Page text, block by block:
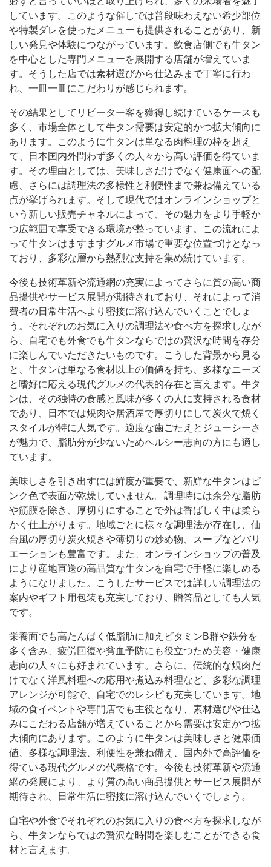
しています。このような催しでは普段味わえない希少部位
や特製ダレを使ったメニューも提供されることがあり、新
しい発見や体験につながっています。飲食店側でも牛タン
を中心とした専門メニューを展開する店舗が増えていま
す。そうした店では素材選びから仕込みまで丁寧に行わ
れ、一皿一皿にこだわりが感じられます。
その結果としてリピーター客を獲得し続けているケースも
多く、市場全体として牛タン需要は安定的かつ拡大傾向に
あります。このように牛タンは単なる肉料理の枠を超え
て、日本国内外問わず多くの人々から高い評価を得ていま
す。その理由としては、美味しさだけでなく健康面への配
慮、さらには調理法の多様性と利便性まで兼ね備えている
点が挙げられます。そして現代ではオンラインショップと
いう新しい販売チャネルによって、その魅力をより手軽か
つ広範囲で享受できる環境が整っています。この流れによ
って牛タンはますますグルメ市場で重要な位置づけとなっ
ており、多彩な層から熱烈な支持を集め続けています。
今後も技術革新や流通網の充実によってさらに質の高い商
品提供やサービス展開が期待されており、それによって消
費者の日常生活へより密接に溶け込んでいくことでしょ
う。それぞれのお気に入りの調理法や食べ方を探求しなが
ら、自宅でも外食でも牛タンならではの贅沢な時間を存分
に楽しんでいただきたいものです。こうした背景から見る
と、牛タンは単なる食材以上の価値を持ち、多様なニーズ
と嗜好に応える現代グルメの代表的存在と言えます。牛タ
ンは、その独特の食感と風味が多くの人に支持される食材
であり、日本では焼肉や居酒屋で厚切りにして炭火で焼く
スタイルが特に人気です。適度な歯ごたえとジューシーさ
が魅力で、脂肪分が少ないためヘルシー志向の方にも適し
ています。
美味しさを引き出すには鮮度が重要で、新鮮な牛タンはピ
ンク色で表面が乾燥していません。調理時には余分な脂肪
や筋膜を除き、厚切りにすることで外は香ばしく中は柔ら
かく仕上がります。地域ごとに様々な調理法が存在し、仙
台風の厚切り炭火焼きや薄切りの炒め物、スープなどバリ
エーションも豊富です。また、オンラインショップの普及
により産地直送の高品質な牛タンを自宅で手軽に楽しめる
ようになりました。こうしたサービスでは詳しい調理法の
案内やギフト用包装も充実しており、贈答品としても人気
です。
栄養面でも高たんぱく低脂肪に加えビタミンB群や鉄分を
多く含み、疲労回復や貧血予防にも役立つため美容・健康
志向の人々にも好まれています。さらに、伝統的な焼肉だ
けでなく洋風料理への応用や煮込み料理など、多彩な調理
アレンジが可能で、自宅でのレシピも充実しています。地
域の食イベントや専門店でも主役となり、素材選びや仕込
みにこだわる店舗が増えていることから需要は安定かつ拡
大傾向にあります。このように牛タンは美味しさと健康価
値、多様な調理法、利便性を兼ね備え、国内外で高評価を
得ている現代グルメの代表格です。今後も技術革新や流通
網の発展により、より質の高い商品提供とサービス展開が
期待され、日常生活に密接に溶け込んでいくでしょう。
自宅や外食でそれぞれのお気に入りの食べ方を探求しなが
ら、牛タンならではの贅沢な時間を楽しむことができる食
材と言えます。